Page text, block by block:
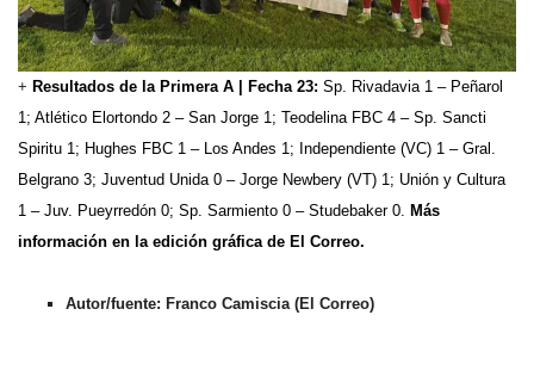
+ Resultados de la Primera A | Fecha 23: Sp. Rivadavia 1 – Peñarol
1; Atlético Elortondo 2 – San Jorge 1; Teodelina FBC 4 – Sp. Sancti
Spiritu 1; Hughes FBC 1 – Los Andes 1; Independiente (VC) 1 – Gral.
Belgrano 3; Juventud Unida 0 – Jorge Newbery (VT) 1; Unión y Cultura
1 – Juv. Pueyrredón 0; Sp. Sarmiento 0 – Studebaker 0. Más
información en la edición gráfica de El Correo.
Autor/fuente: Franco Camiscia (El Correo)